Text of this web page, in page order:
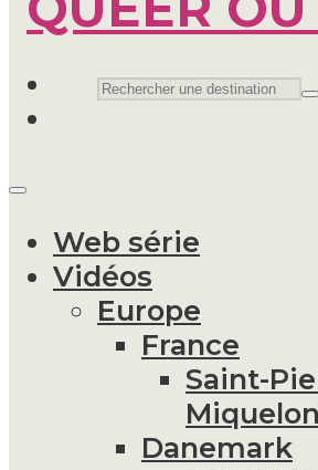
Web série
Vidéos
Europe
France
Saint-
Miquelon
Danemark